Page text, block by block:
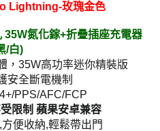
Lightning-玫瑰金色
氮化鎵+折疊插座充電器
/白)
，35W高功率迷你精裝版
安全斷電機制
PPS/AFC/FCP
限制 蘋果安卓兼容
便收納,輕鬆帶出門